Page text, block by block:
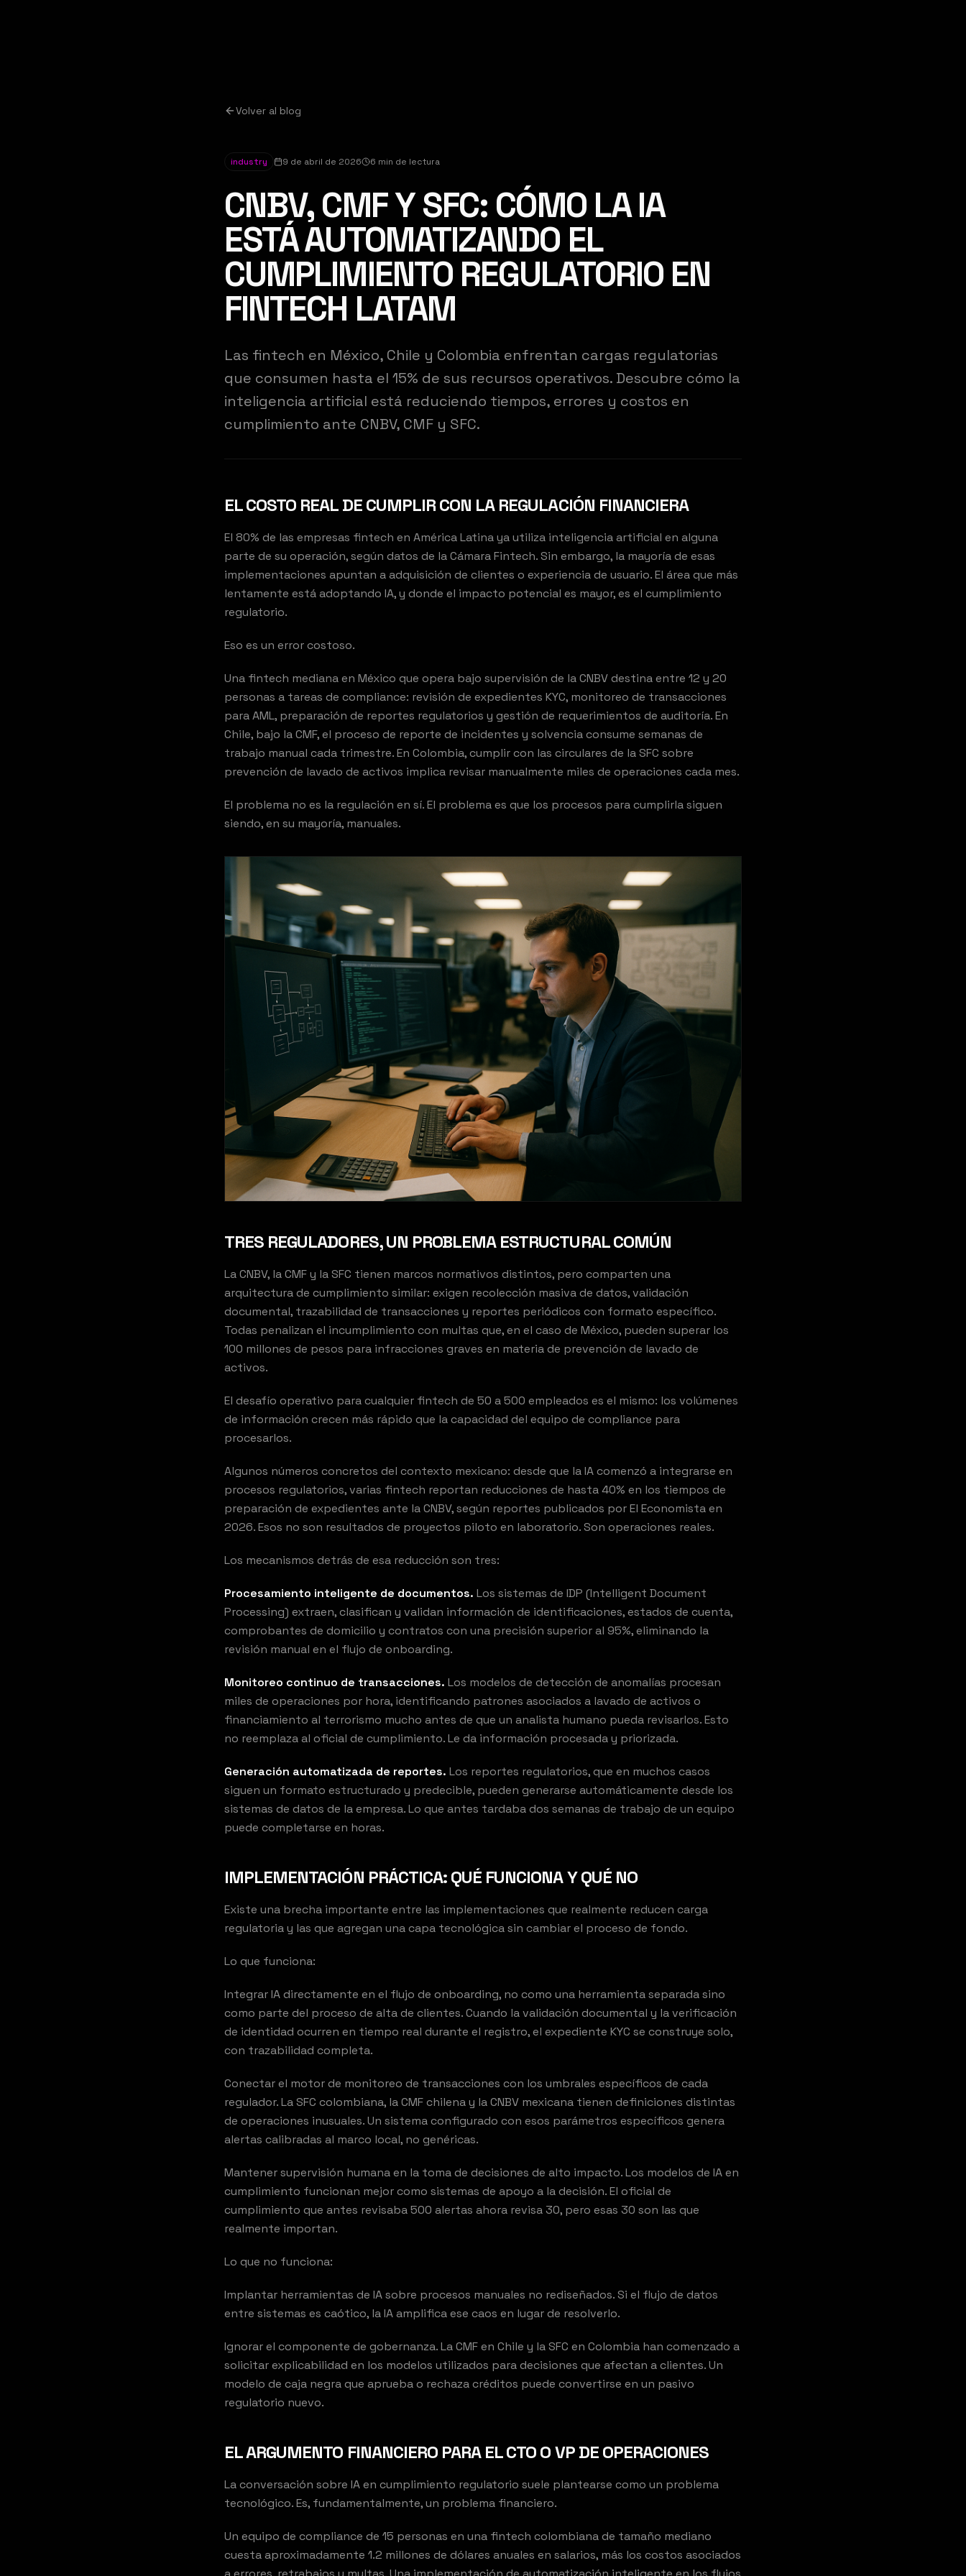
KEMENY STUDIO
Construimos la IA que opera tu negocio
Volver al blog
industry 9 de abril de 2026 6 min de lectura
CNBV, CMF Y SFC: CÓMO LA IA
ESTÁ AUTOMATIZANDO EL
CUMPLIMIENTO REGULATORIO EN
FINTECH LATAM
Las fintech en México, Chile y Colombia enfrentan cargas regulatorias
que consumen hasta el 15% de sus recursos operativos. Descubre cómo la
inteligencia artificial está reduciendo tiempos, errores y costos en
cumplimiento ante CNBV, CMF y SFC.
EL COSTO REAL DE CUMPLIR CON LA REGULACIÓN FINANCIERA
El 80% de las empresas fintech en América Latina ya utiliza inteligencia artificial en alguna
parte de su operación, según datos de la Cámara Fintech. Sin embargo, la mayoría de esas
implementaciones apuntan a adquisición de clientes o experiencia de usuario. El área que más
lentamente está adoptando IA, y donde el impacto potencial es mayor, es el cumplimiento
regulatorio.
Eso es un error costoso.
Una fintech mediana en México que opera bajo supervisión de la CNBV destina entre 12 y 20
personas a tareas de compliance: revisión de expedientes KYC, monitoreo de transacciones
para AML, preparación de reportes regulatorios y gestión de requerimientos de auditoría. En
Chile, bajo la CMF, el proceso de reporte de incidentes y solvencia consume semanas de
trabajo manual cada trimestre. En Colombia, cumplir con las circulares de la SFC sobre
prevención de lavado de activos implica revisar manualmente miles de operaciones cada mes.
El problema no es la regulación en sí. El problema es que los procesos para cumplirla siguen
siendo, en su mayoría, manuales.
TRES REGULADORES, UN PROBLEMA ESTRUCTURAL COMÚN
La CNBV, la CMF y la SFC tienen marcos normativos distintos, pero comparten una
arquitectura de cumplimiento similar: exigen recolección masiva de datos, validación
documental, trazabilidad de transacciones y reportes periódicos con formato específico.
Todas penalizan el incumplimiento con multas que, en el caso de México, pueden superar los
100 millones de pesos para infracciones graves en materia de prevención de lavado de
activos.
El desafío operativo para cualquier fintech de 50 a 500 empleados es el mismo: los volúmenes
de información crecen más rápido que la capacidad del equipo de compliance para
procesarlos.
Algunos números concretos del contexto mexicano: desde que la IA comenzó a integrarse en
procesos regulatorios, varias fintech reportan reducciones de hasta 40% en los tiempos de
preparación de expedientes ante la CNBV, según reportes publicados por El Economista en
2026. Esos no son resultados de proyectos piloto en laboratorio. Son operaciones reales.
Los mecanismos detrás de esa reducción son tres:
Procesamiento inteligente de documentos. Los sistemas de IDP (Intelligent Document
Processing) extraen, clasifican y validan información de identificaciones, estados de cuenta,
comprobantes de domicilio y contratos con una precisión superior al 95%, eliminando la
revisión manual en el flujo de onboarding.
Monitoreo continuo de transacciones. Los modelos de detección de anomalías procesan
miles de operaciones por hora, identificando patrones asociados a lavado de activos o
financiamiento al terrorismo mucho antes de que un analista humano pueda revisarlos. Esto
no reemplaza al oficial de cumplimiento. Le da información procesada y priorizada.
Generación automatizada de reportes. Los reportes regulatorios, que en muchos casos
siguen un formato estructurado y predecible, pueden generarse automáticamente desde los
sistemas de datos de la empresa. Lo que antes tardaba dos semanas de trabajo de un equipo
puede completarse en horas.
IMPLEMENTACIÓN PRÁCTICA: QUÉ FUNCIONA Y QUÉ NO
Existe una brecha importante entre las implementaciones que realmente reducen carga
regulatoria y las que agregan una capa tecnológica sin cambiar el proceso de fondo.
Lo que funciona:
Integrar IA directamente en el flujo de onboarding, no como una herramienta separada sino
como parte del proceso de alta de clientes. Cuando la validación documental y la verificación
de identidad ocurren en tiempo real durante el registro, el expediente KYC se construye solo,
con trazabilidad completa.
Conectar el motor de monitoreo de transacciones con los umbrales específicos de cada
regulador. La SFC colombiana, la CMF chilena y la CNBV mexicana tienen definiciones distintas
de operaciones inusuales. Un sistema configurado con esos parámetros específicos genera
alertas calibradas al marco local, no genéricas.
Mantener supervisión humana en la toma de decisiones de alto impacto. Los modelos de IA en
cumplimiento funcionan mejor como sistemas de apoyo a la decisión. El oficial de
cumplimiento que antes revisaba 500 alertas ahora revisa 30, pero esas 30 son las que
realmente importan.
Lo que no funciona:
Implantar herramientas de IA sobre procesos manuales no rediseñados. Si el flujo de datos
entre sistemas es caótico, la IA amplifica ese caos en lugar de resolverlo.
Ignorar el componente de gobernanza. La CMF en Chile y la SFC en Colombia han comenzado a
solicitar explicabilidad en los modelos utilizados para decisiones que afectan a clientes. Un
modelo de caja negra que aprueba o rechaza créditos puede convertirse en un pasivo
regulatorio nuevo.
EL ARGUMENTO FINANCIERO PARA EL CTO O VP DE OPERACIONES
La conversación sobre IA en cumplimiento regulatorio suele plantearse como un problema
tecnológico. Es, fundamentalmente, un problema financiero.
Un equipo de compliance de 15 personas en una fintech colombiana de tamaño mediano
cuesta aproximadamente 1.2 millones de dólares anuales en salarios, más los costos asociados